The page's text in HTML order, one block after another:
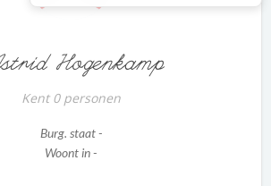
Hogenkamp
Kent 0 personen
Burg. staat -
Woont in -